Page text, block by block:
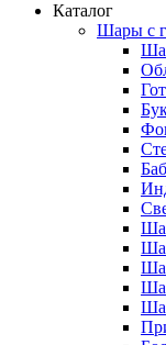
Каталог
Шары с